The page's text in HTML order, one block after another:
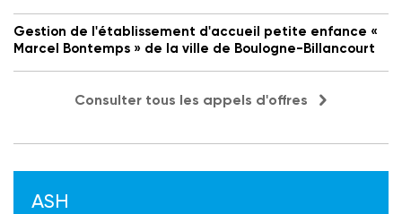
Gestion de l'établissement d'accueil petite enfance «
Marcel Bontemps » de la ville de Boulogne-Billancourt
Consulter tous les appels d'offres
ASH